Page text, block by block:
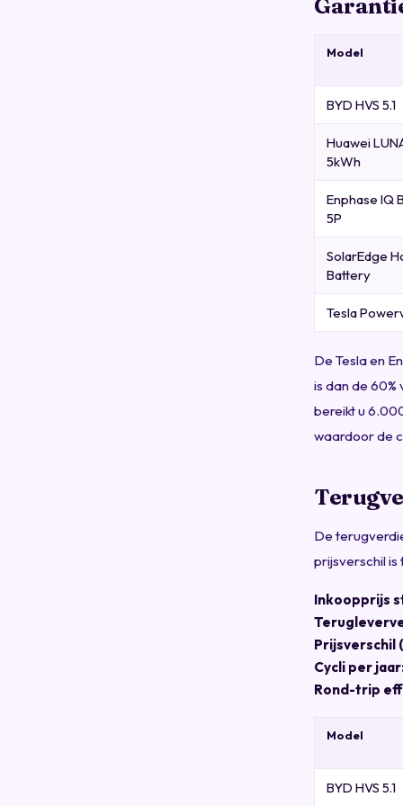
Model
BYD HVS 5.1
Huawei
5kWh
Enphase IQ
5P
SolarEdge
Battery
Tesla
De Tesla en
is dan de
bereikt u
waardoor de
De
prijsverschil is
Inkoopprijs
Prijsverschil
Cycli per
Rond-trip
Model
BYD HVS 5.1